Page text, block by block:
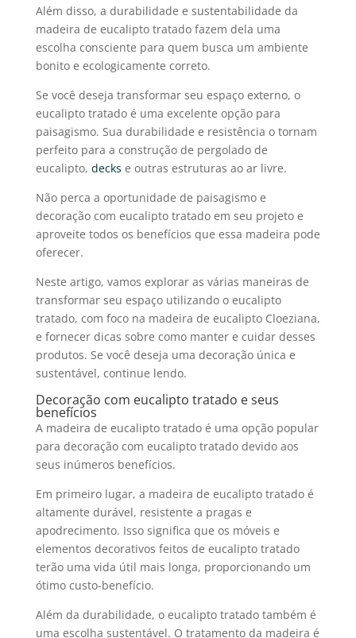
Além disso, a durabilidade e sustentabilidade da
madeira de eucalipto tratadofazem dela uma
escolha consciente para quem busca um ambiente
bonito e ecologicamente correto.
Se você deseja transformar seu espaço externo, o
eucalipto tratadoé uma excelente opção para
paisagismo. Sua durabilidade e resistência o tornam
perfeito para a construção de pergolado de
eucalipto, decks e outras estruturas ao ar livre.
Não perca a oportunidade de paisagismo e
decoração com eucalipto tratadoem seu projeto e
aproveite todos os benefícios que essa madeira pode
oferecer.
Neste artigo, vamos explorar as várias maneiras de
transformar seu espaço utilizando o eucalipto
tratado, com foco na madeira de eucalipto Cloeziana,
e fornecer dicas sobre como manter e cuidar desses
produtos. Se você deseja uma decoração única e
sustentável, continue lendo.
Decoração com eucalipto tratado e seus
benefícios
A madeira de eucalipto tratadoé uma opção popular
para decoração com eucalipto tratadodevido aos
seus inúmeros benefícios.
Em primeiro lugar, a madeira de eucalipto tratadoé
altamente durável, resistente a pragas e
apodrecimento. Isso significa que os móveis e
elementos decorativos feitos de eucalipto tratado
terão uma vida útil mais longa, proporcionando um
ótimo custo-benefício.
Além da durabilidade, o eucalipto tratadotambém é
uma escolha sustentável. O tratamento da madeira é